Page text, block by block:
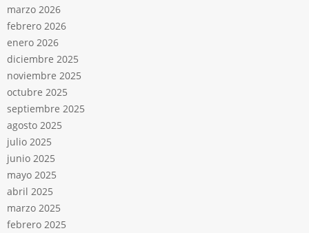
marzo 2026
febrero 2026
enero 2026
diciembre 2025
noviembre 2025
octubre 2025
septiembre 2025
agosto 2025
julio 2025
junio 2025
mayo 2025
abril 2025
marzo 2025
febrero 2025